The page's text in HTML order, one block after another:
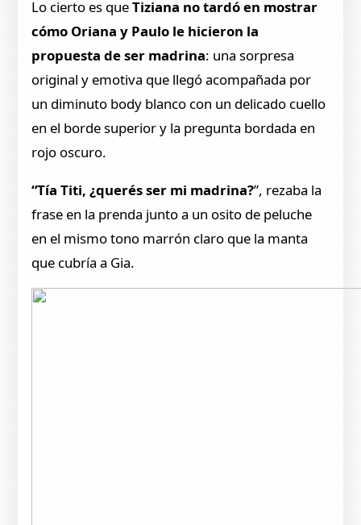
Lo cierto es queTiziana no tardó en mostrar
cómo Oriana y Paulo le hicieron la
propuesta de ser madrina: una sorpresa
original y emotiva que llegó acompañada por
un diminuto body blanco con un delicado cuello
en el borde superior y la pregunta bordada en
rojo oscuro.
“Tía Titi, ¿querés ser mi madrina?”, rezaba la
frase en la prenda junto a un osito de peluche
en el mismo tono marrón claro que la manta
que cubría a Gia.